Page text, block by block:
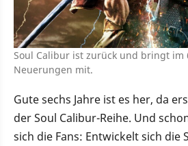
Soul Calibur ist zurück und bringt im
Neuerungen mit.
Gute sechs Jahre ist es her, da
der Soul Calibur-Reihe. Und
sich die Fans: Entwickelt sich die